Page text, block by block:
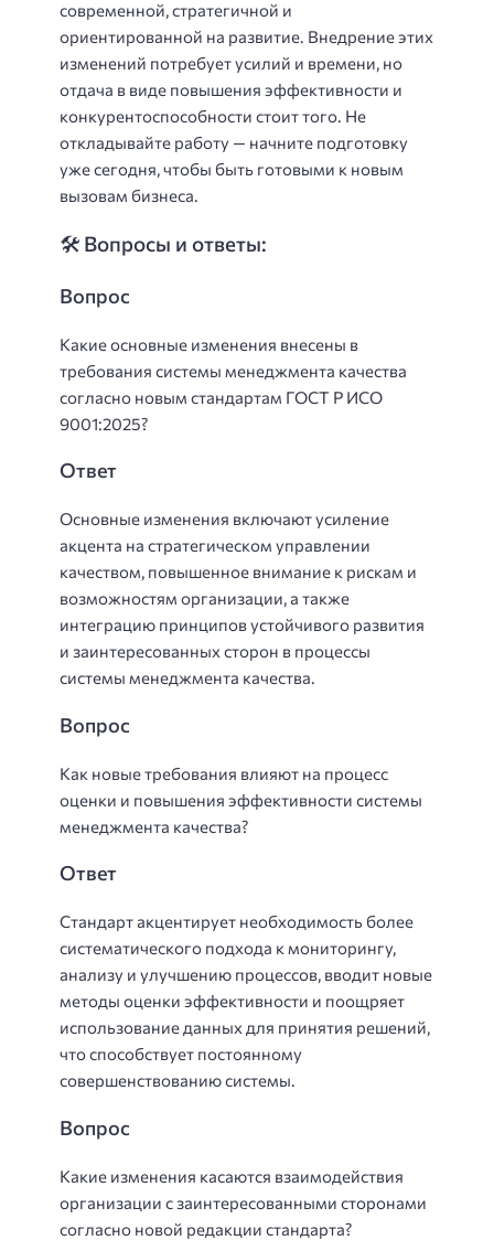
современной, стратегичной и
ориентированной на развитие. Внедрение этих
изменений потребует усилий и времени, но
отдача в виде повышения эффективности и
конкурентоспособности стоит того. Не
откладывайте работу — начните подготовку
уже сегодня, чтобы быть готовыми к новым
вызовам бизнеса.
🛠️ Вопросы и ответы:
Вопрос
Какие основные изменения внесены в
требования системы менеджмента качества
согласно новым стандартам ГОСТ Р ИСО
9001:2025?
Ответ
Основные изменения включают усиление
акцента на стратегическом управлении
качеством, повышенное внимание к рискам и
возможностям организации, а также
интеграцию принципов устойчивого развития
и заинтересованных сторон в процессы
системы менеджмента качества.
Вопрос
Как новые требования влияют на процесс
оценки и повышения эффективности системы
менеджмента качества?
Ответ
Стандарт акцентирует необходимость более
систематического подхода к мониторингу,
анализу и улучшению процессов, вводит новые
методы оценки эффективности и поощряет
использование данных для принятия решений,
что способствует постоянному
совершенствованию системы.
Вопрос
Какие изменения касаются взаимодействия
организации с заинтересованными сторонами
согласно новой редакции стандарта?